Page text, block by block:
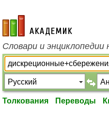
academic.ru
Словари и энциклопедии
Толкования Переводы